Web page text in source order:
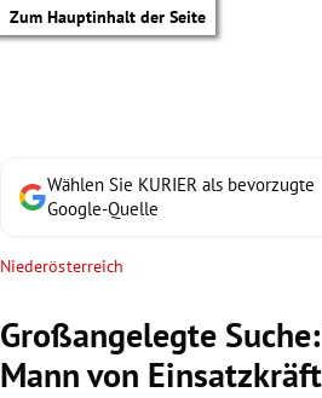
Zum Hauptinhalt der Seite
Wählen Sie KURIER als bevorzugte
Google-Quelle
Niederösterreich
Großangelegte
Mann von